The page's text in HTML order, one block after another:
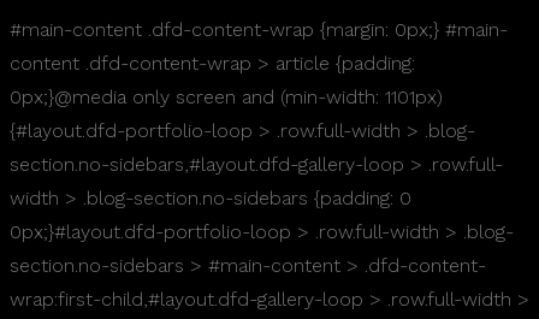
#main-content .dfd-content-wrap {margin: 0px;} #main-
content .dfd-content-wrap > article {padding:
0px;}@media only screen and (min-width: 1101px)
{#layout.dfd-portfolio-loop > .row.full-width > .blog-
section.no-sidebars,#layout.dfd-gallery-loop > .row.full-
width > .blog-section.no-sidebars {padding: 0
0px;}#layout.dfd-portfolio-loop > .row.full-width > .blog-
section.no-sidebars > #main-content > .dfd-content-
wrap:first-child,#layout.dfd-gallery-loop > .row.full-width >